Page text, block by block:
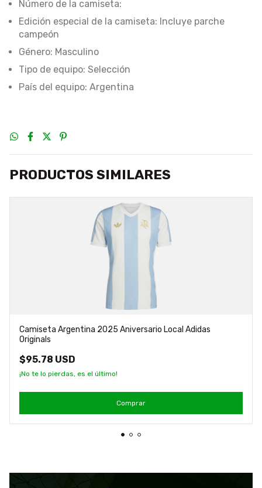
Número de la camiseta:
Edición especial de la camiseta: Incluye parche
campeón
Género: Masculino
Tipo de equipo: Selección
País del equipo: Argentina
PRODUCTOS SIMILARES
Camiseta Argentina 2025 Aniversario Local Adidas
Originals
$95.78 USD
¡No te lo pierdas, es el último!
Comprar